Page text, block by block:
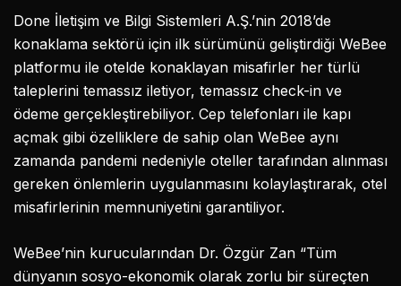
Done İletişim ve Bilgi Sistemleri A.Ş.’nin 2018’de
konaklama sektörü için ilk sürümünü geliştirdiği WeBee
platformu ile otelde konaklayan misafirler her türlü
taleplerini temassız iletiyor, temassız check-in ve
ödeme gerçekleştirebiliyor. Cep telefonları ile kapı
açmak gibi özelliklere de sahip olan WeBee aynı
zamanda pandemi nedeniyle oteller tarafından alınması
gereken önlemlerin uygulanmasını kolaylaştırarak, otel
misafirlerinin memnuniyetini garantiliyor.
WeBee’nin kurucularından Dr. Özgür Zan “Tüm
dünyanın sosyo-ekonomik olarak zorlu bir süreçten